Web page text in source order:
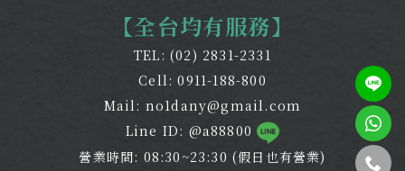
【全台均有服務】
TEL:(02) 2831-2331
Cell:0911-188-800
Mail: no1dany@gmail.com
Line ID: @a88800
營業時間: 08:30~23:30 (假日也有營業)